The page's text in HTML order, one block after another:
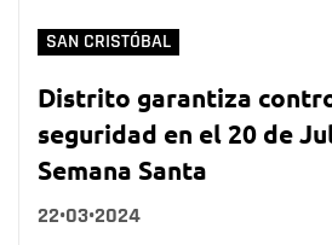
SAN CRISTÓBAL
Distrito garantiza
seguridad en el 20 de
Semana Santa
22•03•2024